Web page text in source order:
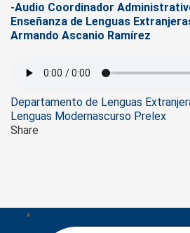
-Audio Coordinador
Enseñanza de Lenguas
Armando Ascanio Ramírez
Tags
Departamento de Lenguas
Lenguas Modernascurso Prelex
Share